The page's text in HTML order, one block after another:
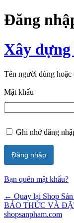
Đăng
Xây dựng
Tên người dùng hoặc
Mật khẩu
Ghi nhớ đăng
Bạn quên mật khẩu?
← Quay lại Shop
BÁO THỨC VÀ
shopsanpham.com